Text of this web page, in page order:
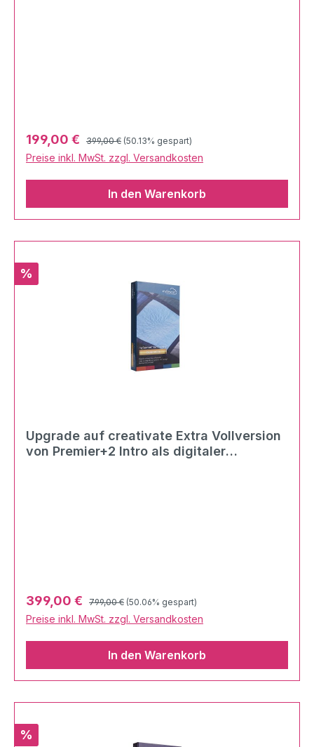
Verkaufspreis:
199,00 € Regulärer Preis:
399,00 € (50.13% gespart)
Preise inkl. MwSt. zzgl. Versandkosten
In den Warenkorb
Rabatt
%
Upgrade auf creativate Extra Vollversion
von Premier+2 Intro als digitaler
Verkaufspreis:
399,00 € Regulärer Preis:
799,00 € (50.06% gespart)
Preise inkl. MwSt. zzgl. Versandkosten
In den Warenkorb
Rabatt
%